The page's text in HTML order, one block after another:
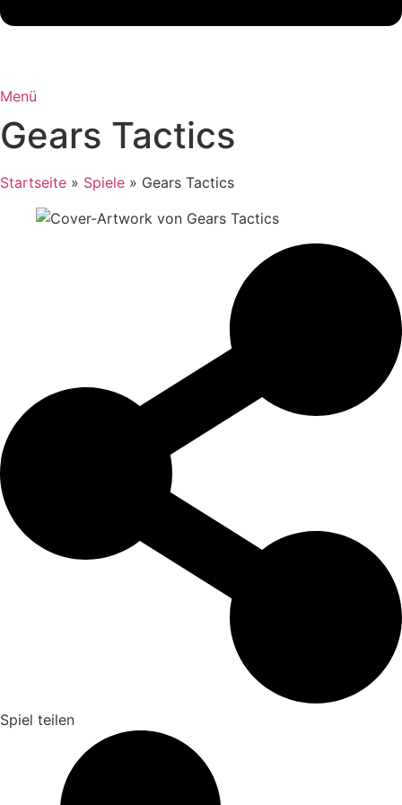
Menü
Gears Tactics
Startseite » Spiele » Gears Tactics
Spiel teilen